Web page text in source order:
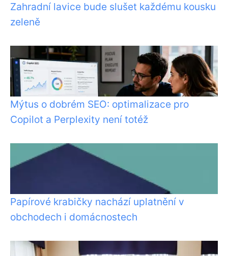
Zahradní lavice bude slušet každému kousku
zeleně
Mýtus o dobrém SEO: optimalizace pro
Copilot a Perplexity není totéž
Papírové krabičky nachází uplatnění v
obchodech i domácnostech